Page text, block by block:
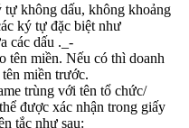
tự không dấu, không khoảng
ký tự đặc biệt như
các dấu ._-
tên miền. Nếu có thì doanh
miền trước.
trùng với tên tổ chức/
được xác nhận trong giấy
tắc như sau: